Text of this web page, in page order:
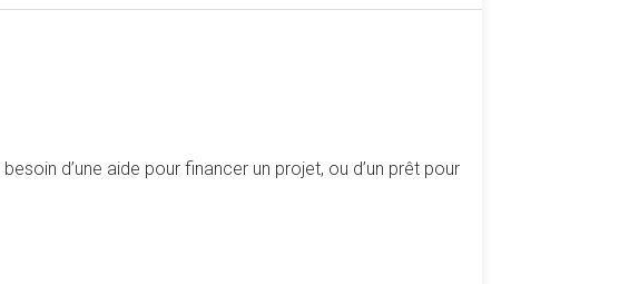
d’une aide pour financer un projet, ou d’un prêt pour